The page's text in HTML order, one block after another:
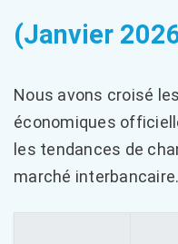
(Janvier
Nous avons croisé
économiques
les tendances de
marché interbancaire.